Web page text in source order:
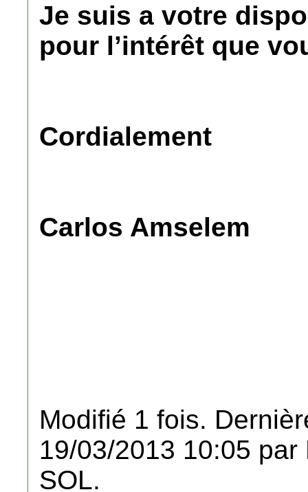
Je suis a votre
pour l’intérêt que
Cordialement
Carlos Amselem
Modifié 1 fois.
19/03/2013 10:05 par
SOL.